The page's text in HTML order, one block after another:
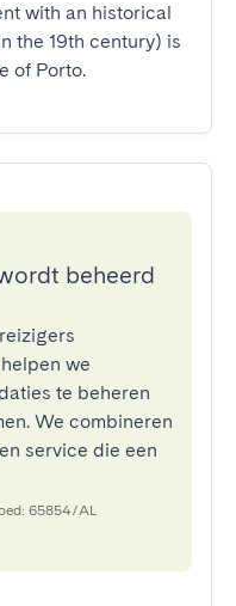
with an historical
the 19th century) is
of Porto.
beheerd
we
te beheren
We combineren
service die een
65854/AL